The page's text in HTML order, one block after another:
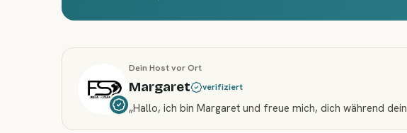
Dein Host vor Ort
Margaret verifiziert
„Hallo, ich bin Margaret und freue mich, dich während